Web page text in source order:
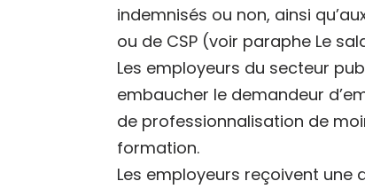
indemnisés ou non, ainsi
ou de CSP (voir paraphe Le
Les employeurs du secteur
embaucher le demandeur
de professionnalisation de
formation.
Les employeurs reçoivent